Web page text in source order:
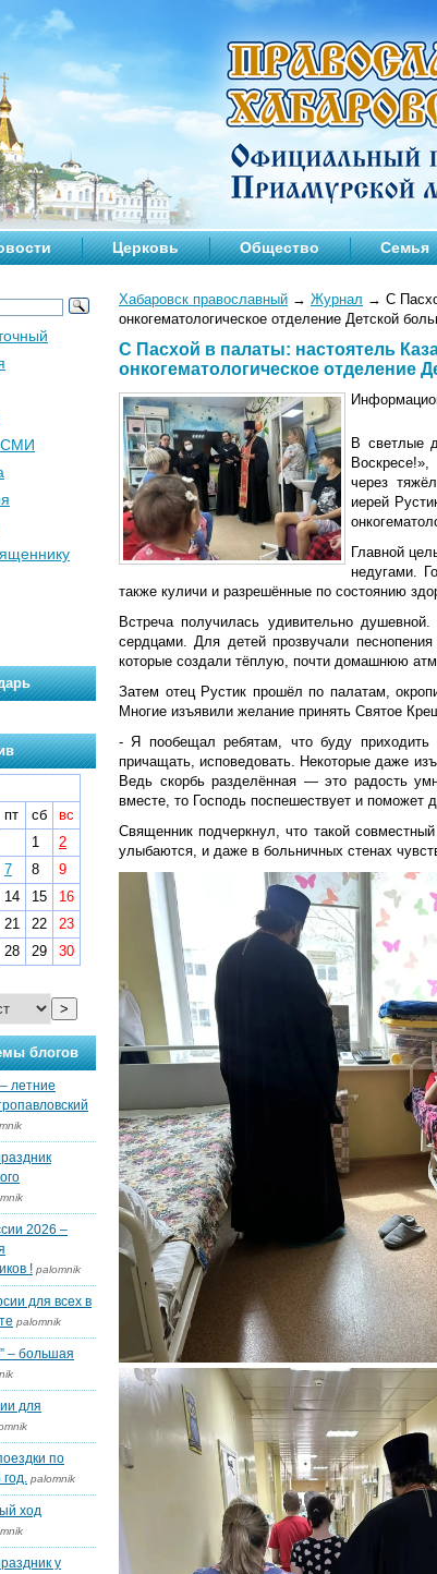
Церковь Общество Семья
Хабаровск православный → Журнал → С
онкогематологическое отделение Детской
С Пасхой в палаты: настоятель
онкогематологическое отделение
В светлые
через
иерей
Главной
недугами.
также куличи и разрешённые по состоянию
Встреча получилась удивительно
сердцами. Для детей прозвучали
которые создали тёплую, почти домашнюю
Затем отец Рустик прошёл по палатам,
Многие изъявили желание принять Святое
- Я пообещал ребятам, что буду
причащать, исповедовать. Некоторые даже
Ведь скорбь разделённая — это радость
вместе, то Господь поспешествует и поможет
Священник подчеркнул, что такой
улыбаются, и даже в больничных стенах
СМИ
пт сб
вс
1
2
7 8
9
14 15
16
21 22
23
28 29
30
>
блогов
летние
2026 –
! palomnik
для всех в
palomnik
– большая
для
по
palomnik
ход
у